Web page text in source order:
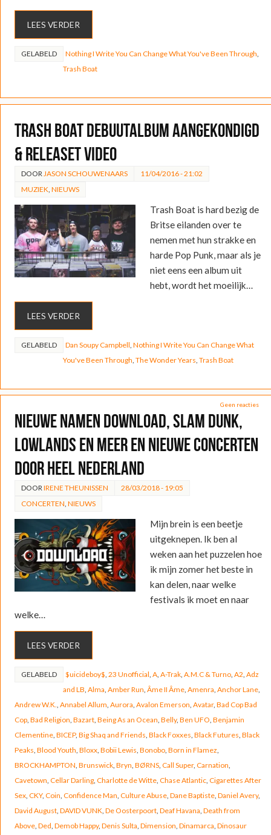
LEES VERDER
GELABELD Nothing I Write You Can Change What You've Been Through
Trash Boat
Trash Boat debuutalbum aangekondigd
& releaset video
DOOR JASON SCHOUWENAARS
11/04/2016 - 21:02
MUZIEK NIEUWS
Trash Boat is hard bezig de
Britse eilanden over te
nemen met hun strakke en
harde Pop Punk, maar als je
niet eens een album uit
hebt, wordt het moeilijk…
LEES VERDER
GELABELD Dan Soupy Campbell Nothing I Write You Can Change What
You've Been Through The Wonder Years Trash Boat
Geen reacties
Nieuwe namen Download, Slam Dunk,
Lowlands en meer en nieuwe concerten
door heel Nederland
DOOR IRENE THEUNISSEN
28/03/2018 - 19:05
CONCERTEN NIEUWS
Mijn brein is een beetje
uitgeknepen. Ik ben al
weken aan het puzzelen hoe
ik mijn zomer het beste in
kan delen, naar welke
festivals ik moet en naar
welke…
LEES VERDER
GELABELD $uicideboy$ 23 Unofficial A, A-Trak, A.M.C & Turno, A2 Adz
and LB Alma Amber Run Âme II Âme, Amenra Anchor Lane,
Andrew W.K. Annabel Allum Aurora Avalon Emerson Avatar, Bad Cop Bad
Cop, Bad Religion Bazart, Being As an Ocean Belly, Ben UFO Benjamin
Clementine, BICEP, Big Shaq and Friends Black Foxxes Black Futures Black
Peaks Blood Youth Bloxx, Bobii Lewis Bonobo, Born in Flamez
BROCKHAMPTON Brunswick, Bryn BØRNS, Call Super, Carnation
Cavetown Cellar Darling, Charlotte de Witte, Chase Atlantic, Cigarettes After
Sex, CKY, Coin Confidence Man Culture Abuse, Dane Baptiste, Daniel Avery,
David August, DAVID VUNK De Oosterpoort, Deaf Havana Death from
Above, Ded Demob Happy, Denis Sulta Dimension Dinamarca Dinosaur